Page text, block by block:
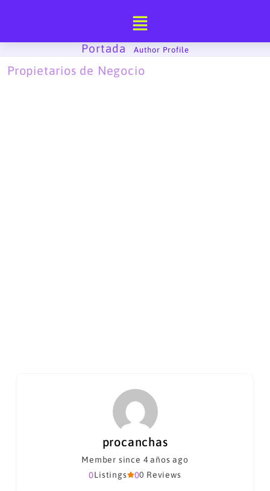
Portada
Author Profile
Propietarios de Negocio
procanchas
Member since 4 años ago
00 Reviews
0Listings